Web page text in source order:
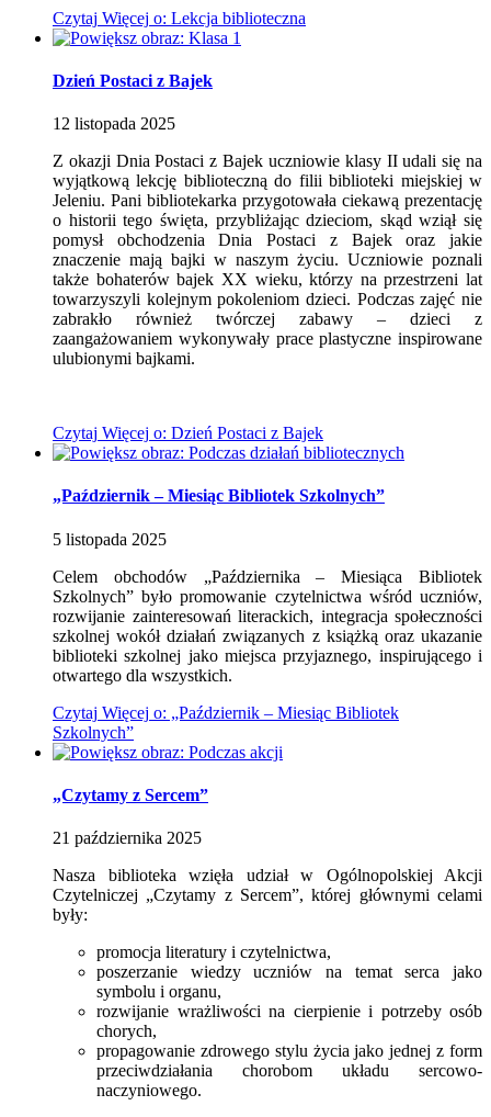
Czytaj Więcej o: Lekcja biblioteczna
Dzień Postaci z Bajek
12 listopada 2025
Z okazji Dnia Postaci z Bajek uczniowie klasy II udali się na
wyjątkową lekcję biblioteczną do filii biblioteki miejskiej w
Jeleniu. Pani bibliotekarka przygotowała ciekawą prezentację
o historii tego święta, przybliżając dzieciom, skąd wziął się
pomysł obchodzenia Dnia Postaci z Bajek oraz jakie
znaczenie mają bajki w naszym życiu. Uczniowie poznali
także bohaterów bajek XX wieku, którzy na przestrzeni lat
towarzyszyli kolejnym pokoleniom dzieci. Podczas zajęć nie
zabrakło również twórczej zabawy – dzieci z
zaangażowaniem wykonywały prace plastyczne inspirowane
ulubionymi bajkami.
Czytaj Więcej o: Dzień Postaci z Bajek
„Październik – Miesiąc Bibliotek Szkolnych”
5 listopada 2025
Celem obchodów „Października – Miesiąca Bibliotek
Szkolnych” było promowanie czytelnictwa wśród uczniów,
rozwijanie zainteresowań literackich, integracja społeczności
szkolnej wokół działań związanych z książką oraz ukazanie
biblioteki szkolnej jako miejsca przyjaznego, inspirującego i
otwartego dla wszystkich.
Czytaj Więcej o: „Październik – Miesiąc Bibliotek
Szkolnych”
„Czytamy z Sercem”
21 października 2025
Nasza biblioteka wzięła udział w Ogólnopolskiej Akcji
Czytelniczej „Czytamy z Sercem”, której głównymi celami
były:
promocja literatury i czytelnictwa,
poszerzanie wiedzy uczniów na temat serca jako
symbolu i organu,
rozwijanie wrażliwości na cierpienie i potrzeby osób
chorych,
propagowanie zdrowego stylu życia jako jednej z form
przeciwdziałania chorobom układu sercowo-
naczyniowego.